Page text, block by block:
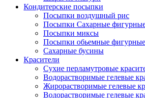
Кондитерские посыпки
Посыпки воздушный рис
Посыпки Сахарные
Посыпки миксы
Посыпки обьемные фигурные
Сахарные бусины
Красители
Сухие перламутровые
Водорастворимые гелевые
Жирорастворимые гелевые
Водорастворимые гелевые